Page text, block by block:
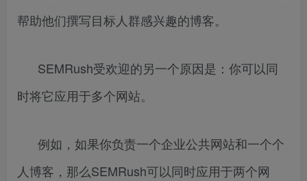
帮助他们撰写目标人群感兴趣的博客。
SEMRush受欢迎的另一个原因是：你可以同
时将它应用于多个网站。
例如，如果你负责一个企业公共网站和一个个
人博客，那么SEMRush可以同时应用于两个网